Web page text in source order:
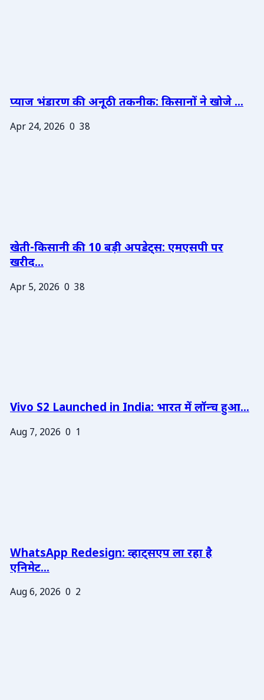
प्याज भंडारण की अनूठी तकनीक: किसानों ने खोजे ...
Apr 24, 2026 0 38
खेती-किसानी की 10 बड़ी अपडेट्स: एमएसपी पर
खरीद...
Apr 5, 2026 0 38
Vivo S2 Launched in India: भारत में लॉन्च हुआ...
Aug 7, 2026 0 1
WhatsApp Redesign: व्हाट्सएप ला रहा है
एनिमेट...
Aug 6, 2026 0 2